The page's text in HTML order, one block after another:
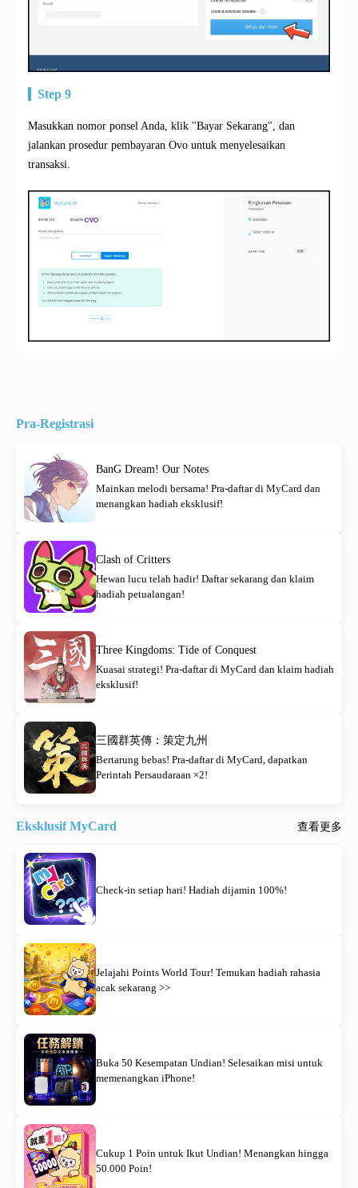
Step 9
Masukkan nomor ponsel Anda, klik "Bayar Sekarang", dan
jalankan prosedur pembayaran Ovo untuk menyelesaikan
transaksi.
Pra-Registrasi
BanG Dream! Our Notes
Mainkan melodi bersama! Pra-daftar di MyCard dan
menangkan hadiah eksklusif!
Clash of Critters
Hewan lucu telah hadir! Daftar sekarang dan klaim
hadiah petualangan!
Three Kingdoms: Tide of Conquest
Kuasai strategi! Pra-daftar di MyCard dan klaim hadiah
eksklusif!
三國群英傳：策定九州
Bertarung bebas! Pra-daftar di MyCard, dapatkan
Perintah Persaudaraan ×2!
Eksklusif MyCard 查看更多
Check-in setiap hari! Hadiah dijamin 100%!
Jelajahi Points World Tour! Temukan hadiah rahasia
acak sekarang >>
Buka 50 Kesempatan Undian! Selesaikan misi untuk
memenangkan iPhone!
Cukup 1 Poin untuk Ikut Undian! Menangkan hingga
50.000 Poin!